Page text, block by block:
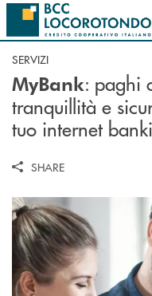
Salta al contenuto principale
SERVIZI
MyBank: paghi
tranquillità e
tuo internet
SHARE